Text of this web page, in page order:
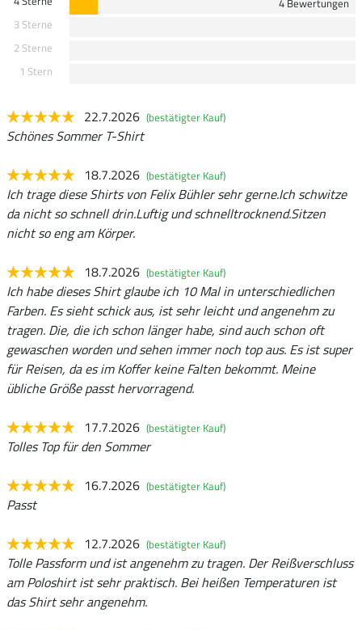
4 Bewertungen
3 Sterne
2 Sterne
1 Stern
22.7.2026 (bestätigter Kauf)
Schönes Sommer T-Shirt
18.7.2026 (bestätigter Kauf)
Ich trage diese Shirts von Felix Bühler sehr gerne.Ich schwitze
da nicht so schnell drin.Luftig und schnelltrocknend.Sitzen
nicht so eng am Körper.
18.7.2026 (bestätigter Kauf)
Ich habe dieses Shirt glaube ich 10 Mal in unterschiedlichen
Farben. Es sieht schick aus, ist sehr leicht und angenehm zu
tragen. Die, die ich schon länger habe, sind auch schon oft
gewaschen worden und sehen immer noch top aus. Es ist super
für Reisen, da es im Koffer keine Falten bekommt. Meine
übliche Größe passt hervorragend.
17.7.2026 (bestätigter Kauf)
Tolles Top für den Sommer
16.7.2026 (bestätigter Kauf)
Passt
12.7.2026 (bestätigter Kauf)
Tolle Passform und ist angenehm zu tragen. Der Reißverschluss
am Poloshirt ist sehr praktisch. Bei heißen Temperaturen ist
das Shirt sehr angenehm.